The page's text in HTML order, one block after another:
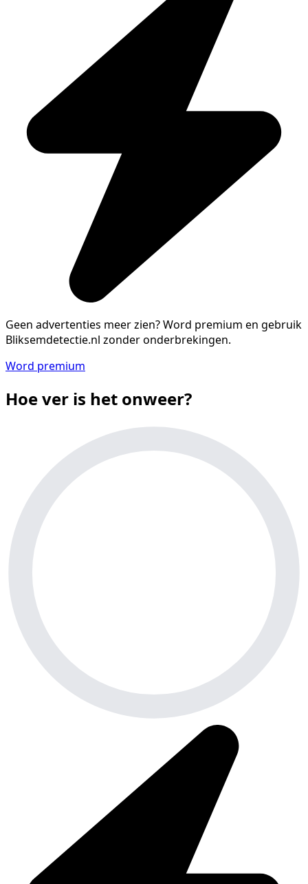
Geen advertenties meer zien?Word premium en gebruik
Bliksemdetectie.nl zonder onderbrekingen.
Word premium
Hoe ver is het onweer?